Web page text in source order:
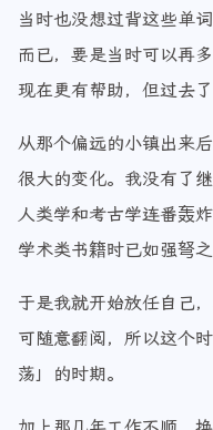
当时也没想过背这些单
而已，要是当时可以再
现在更有帮助，但过去
从那个偏远的小镇出来
很大的变化。我没有了
人类学和考古学连番轰
学术类书籍时已如强弩
于是我就开始放任自己
可随意翻阅，所以这个
荡」的时期。